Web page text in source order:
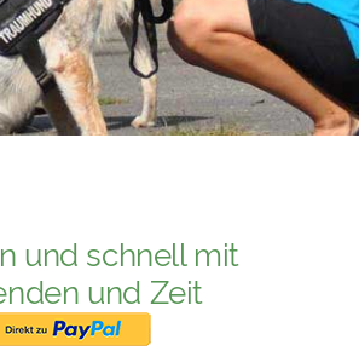
und schnell mit
und Zeit